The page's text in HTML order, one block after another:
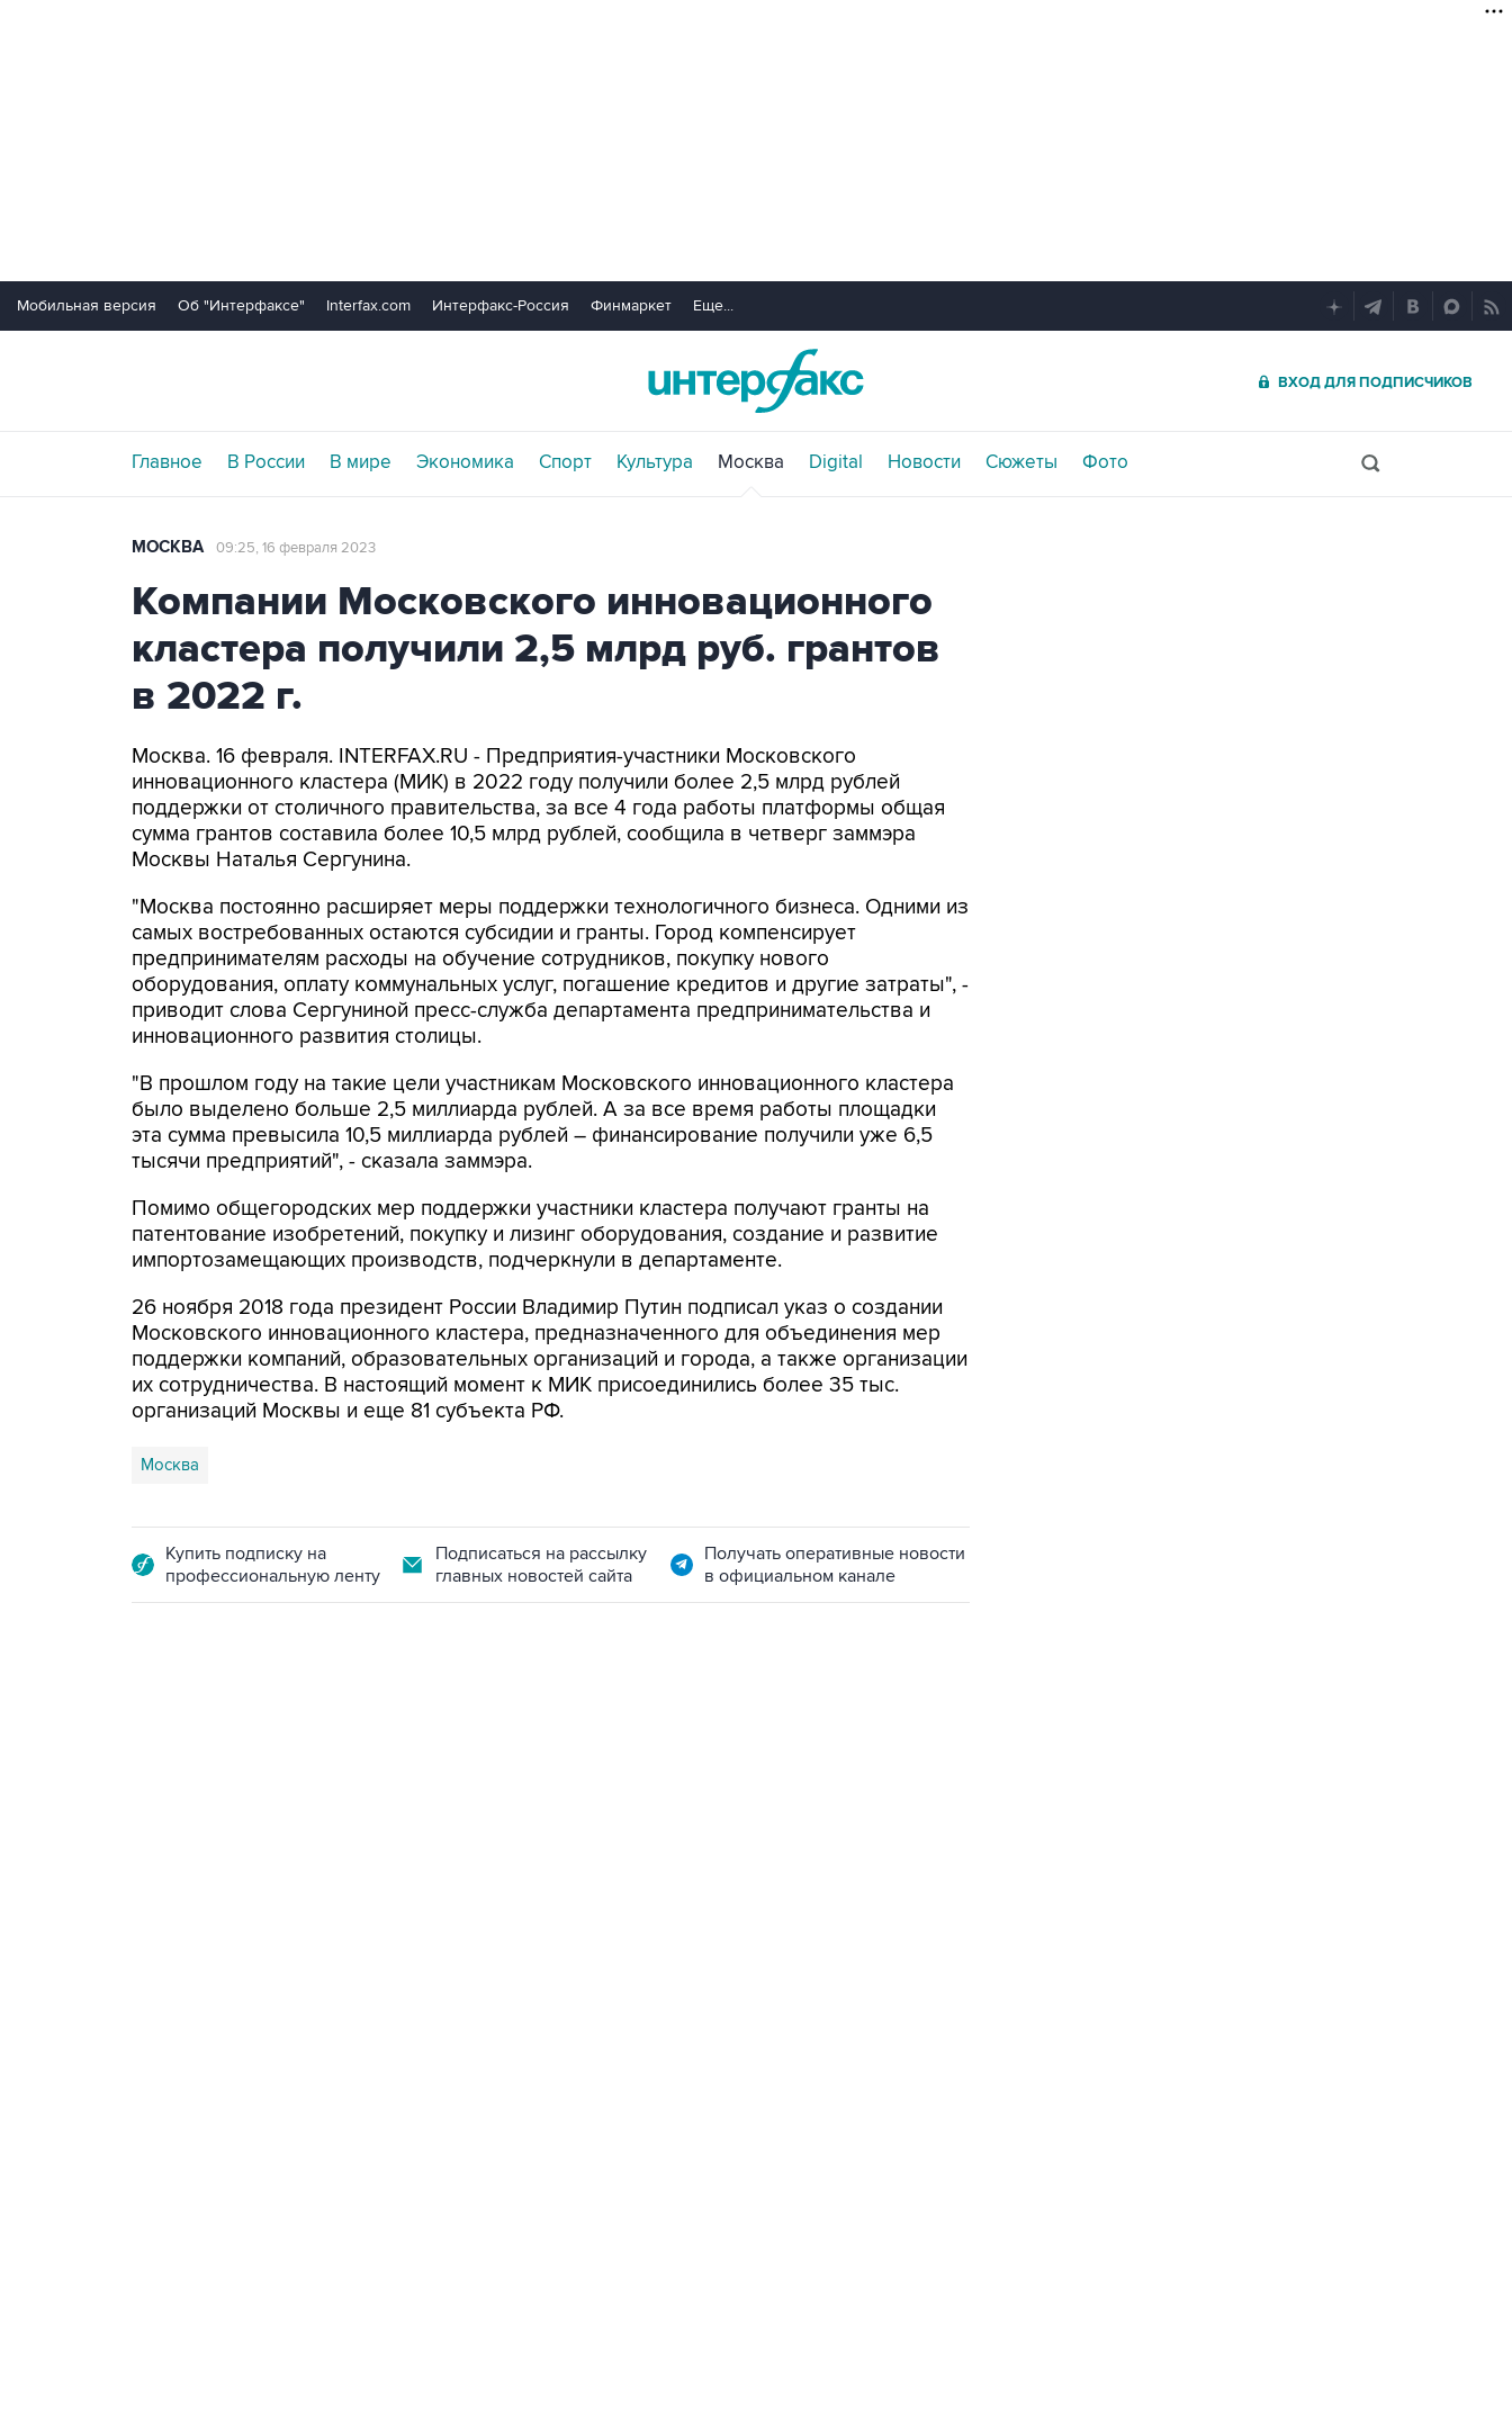
Мобильная версия Об "Интерфаксе" Interfax.com Интерфакс-Россия Финмаркет Еще...
ВХОД ДЛЯ ПОДПИСЧИКОВ
Главное В России В мире Экономика Спорт Культура Москва Digital Новости Сюжеты Фото
МОСКВА 09:25, 16 февраля 2023
Компании Московского инновационного
кластера получили 2,5 млрд руб. грантов
в 2022 г.
Москва. 16 февраля. INTERFAX.RU - Предприятия-участники Московского
инновационного кластера (МИК) в 2022 году получили более 2,5 млрд рублей
поддержки от столичного правительства, за все 4 года работы платформы общая
сумма грантов составила более 10,5 млрд рублей, сообщила в четверг заммэра
Москвы Наталья Сергунина.
"Москва постоянно расширяет меры поддержки технологичного бизнеса. Одними из
самых востребованных остаются субсидии и гранты. Город компенсирует
предпринимателям расходы на обучение сотрудников, покупку нового
оборудования, оплату коммунальных услуг, погашение кредитов и другие затраты", -
приводит слова Сергуниной пресс-служба департамента предпринимательства и
инновационного развития столицы.
"В прошлом году на такие цели участникам Московского инновационного кластера
было выделено больше 2,5 миллиарда рублей. А за все время работы площадки
эта сумма превысила 10,5 миллиарда рублей – финансирование получили уже 6,5
тысячи предприятий", - сказала заммэра.
Помимо общегородских мер поддержки участники кластера получают гранты на
патентование изобретений, покупку и лизинг оборудования, создание и развитие
импортозамещающих производств, подчеркнули в департаменте.
26 ноября 2018 года президент России Владимир Путин подписал указ о создании
Московского инновационного кластера, предназначенного для объединения мер
поддержки компаний, образовательных организаций и города, а также организации
их сотрудничества. В настоящий момент к МИК присоединились более 35 тыс.
организаций Москвы и еще 81 субъекта РФ.
Москва
Купить подписку на
профессиональную ленту
Подписаться на рассылку
главных новостей сайта
Получать оперативные новости
в официальном канале